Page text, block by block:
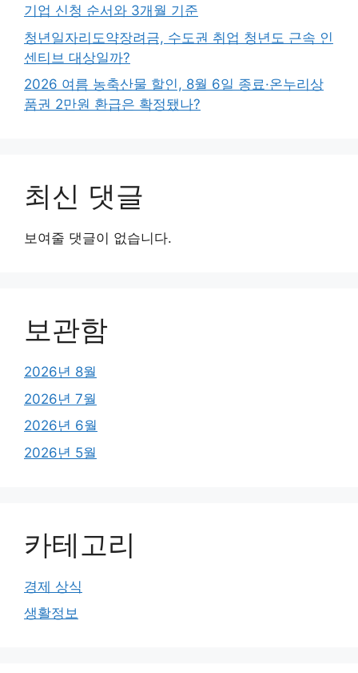
기업 신청 순서와 3개월 기준
청년일자리도약장려금, 수도권 취업 청년도 근속 인
센티브 대상일까?
2026 여름 농축산물 할인, 8월 6일 종료·온누리상
품권 2만원 환급은 확정됐나?
최신 댓글
보여줄 댓글이 없습니다.
보관함
2026년 8월
2026년 7월
2026년 6월
2026년 5월
카테고리
경제 상식
생활정보